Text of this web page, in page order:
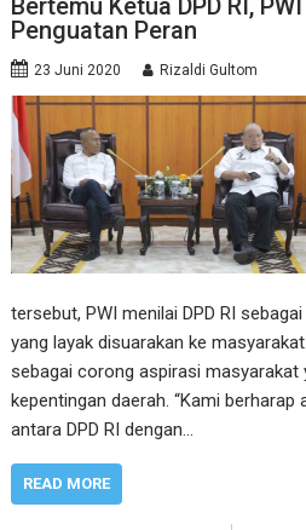
Bertemu Ketua DPD RI,
Penguatan Peran
23 Juni 2020 Rizaldi Gultom
tersebut, PWI menilai DPD RI
yang layak disuarakan ke
sebagai corong aspirasi masyarakat
kepentingan daerah. “Kami
antara DPD RI dengan…
READ MORE